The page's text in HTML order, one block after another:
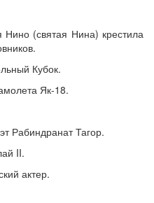
(святая Нина) крестила
Кубок.
Як-18.
Рабиндранат Тагор.
II.
актер.